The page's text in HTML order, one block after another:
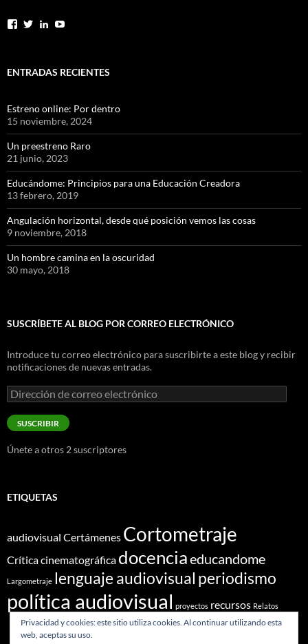
Facebook
TwitterLinkedIn
ENTRADAS RECIENTES
Estreno online: Por dentro
15 noviembre, 2024
Un preestreno Raro
21 junio, 2023
Educándome: Principios para una Educación Creadora
13 febrero, 2019
Angulación horizontal, desde qué posición vemos las cosas
9 noviembre, 2018
Un hombre camina en la oscuridad
30 mayo, 2018
SUSCRÍBETE AL BLOG POR CORREO ELECTRÓNICO
Introduce tu correo electrónico para suscribirte a este blog y recibir
notificaciones de nuevas entradas.
Dirección
de
correo
electrónico
SUSCRIBIR
Únete a otros 2 suscriptores
ETIQUETAS
audiovisual Certámenes Cortometraje
Crítica cinematográfica docenciaeducandome
Largometraje lenguaje audiovisual periodismo
política audiovisual proyectos recursos Relatos
Privacidad y cookies: este sitio utiliza cookies. Al continuar utilizando esta
web, aceptas su uso.